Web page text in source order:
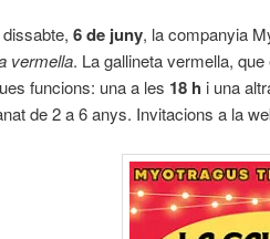
6 de juny, la companyia
vermella. La gallineta vermella,
funcions: una a les 18 h i una
de 2 a 6 anys. Invitacions a la